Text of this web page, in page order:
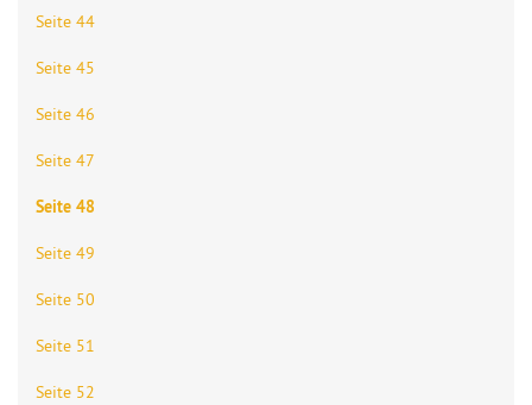
Seite 44
Seite 45
Seite 46
Seite 47
Seite 48
Seite 49
Seite 50
Seite 51
Seite 52